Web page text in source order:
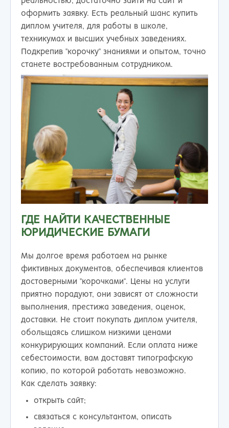
оформить заявку. Есть реальный шанс купить
диплом учителя, для работы в школе,
техникумах и высших учебных заведениях.
Подкрепив "корочку" знаниями и опытом, точно
станете востребованным сотрудником.
ГДЕ НАЙТИ КАЧЕСТВЕННЫЕ
ЮРИДИЧЕСКИЕ БУМАГИ
Мы долгое время работаем на рынке
фиктивных документов, обеспечивая клиентов
достоверными "корочками". Цены на услуги
приятно порадуют, они зависят от сложности
выполнения, престижа заведения, оценок,
доставки. Не стоит покупать диплом учителя,
обольщаясь слишком низкими ценами
конкурирующих компаний. Если оплата ниже
себестоимости, вам доставят типографскую
копию, по которой работать невозможно.
Как сделать заявку:
открыть сайт;
связаться с консультантом, описать